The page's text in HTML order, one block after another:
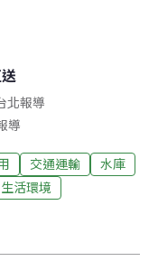
北報導
導
交通運輸
水庫
生活環境